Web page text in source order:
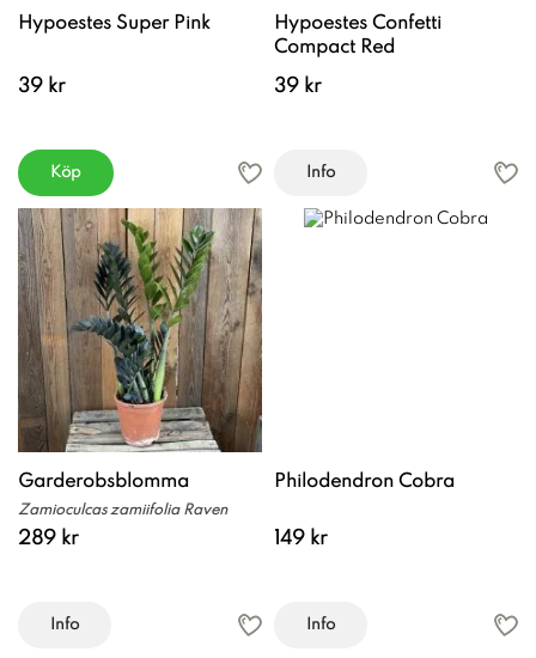
Hypoestes Super Pink
39 kr
Köp
Hypoestes Confetti
Compact Red
39 kr
Info
Garderobsblomma
Zamioculcas zamiifolia Raven
289 kr
Info
Philodendron Cobra
149 kr
Info